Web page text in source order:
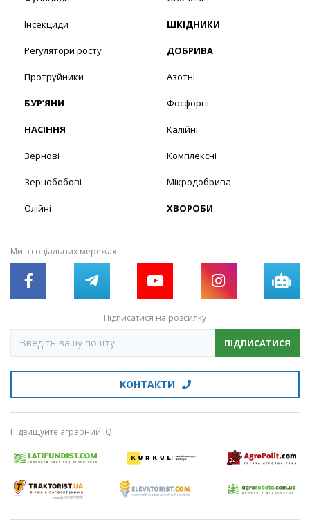
Інсекциди
Регулятори росту
Протруйники
БУР’ЯНИ
НАСІННЯ
Зернові
Зернобобові
Олійні
ШКІДНИКИ
ДОБРИВА
Азотні
Фосфорні
Калійні
Комплексні
Мікродобрива
ХВОРОБИ
Ми в соціальних мережах
Підписатися на розсилку
ПІДПИСАТИСЯ
КОНТАКТИ
Підвищуйте аграрний IQ